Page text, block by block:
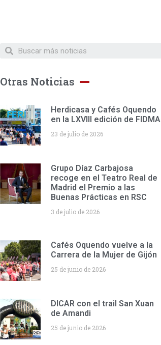
Otras Noticias
Herdicasa y Cafés Oquendo
en la LXVIII edición de FIDMA
23 de julio de 2026
Grupo Díaz Carbajosa
recoge en el Teatro Real de
Madrid el Premio a las
Buenas Prácticas en RSC
3 de julio de 2026
Cafés Oquendo vuelve a la
Carrera de la Mujer de Gijón
25 de junio de 2026
DICAR con el trail San Xuan
de Amandi
25 de junio de 2026